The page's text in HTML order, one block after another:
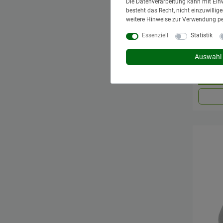
12V
9,95
Die Datenverarbeitung kann mit
besteht das Recht, nicht
weitere Hinweise zur Verwendung
Essenziell Statistik
Auswahl